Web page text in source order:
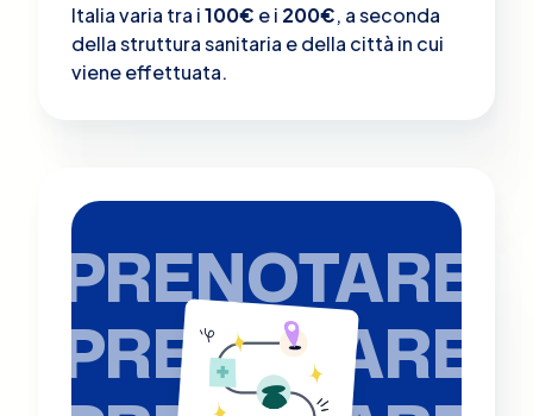
Italia varia tra i100€ e i 200€, a seconda
della struttura sanitaria e della città in cui
viene effettuata.
PRENOTARE
PRENOTARE